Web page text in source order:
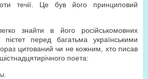
течії. Це був його принциповий
знайти в його російськомовних
пієтет перед багатьма українськими
цитований чи не кожним, хто писав
поета: